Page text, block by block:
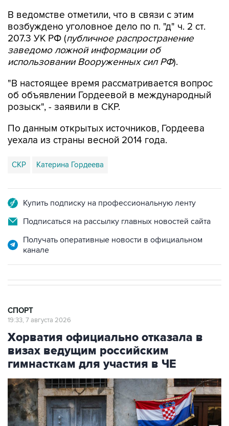
В ведомстве отметили, что в связи с этим
возбуждено уголовное дело по п. "д" ч. 2 ст.
207.3 УК РФ (публичное распространение
заведомо ложной информации об
использовании Вооруженных сил РФ).
"В настоящее время рассматривается вопрос
об объявлении Гордеевой в международный
розыск", - заявили в СКР.
По данным открытых источников, Гордеева
уехала из страны весной 2014 года.
СКР Катерина Гордеева
Купить подписку на профессиональную ленту
Подписаться на рассылку главных новостей сайта
Получать оперативные новости в официальном
канале
СПОРТ
19:33, 7 августа 2026
Хорватия официально отказала в
визах ведущим российским
гимнасткам для участия в ЧЕ